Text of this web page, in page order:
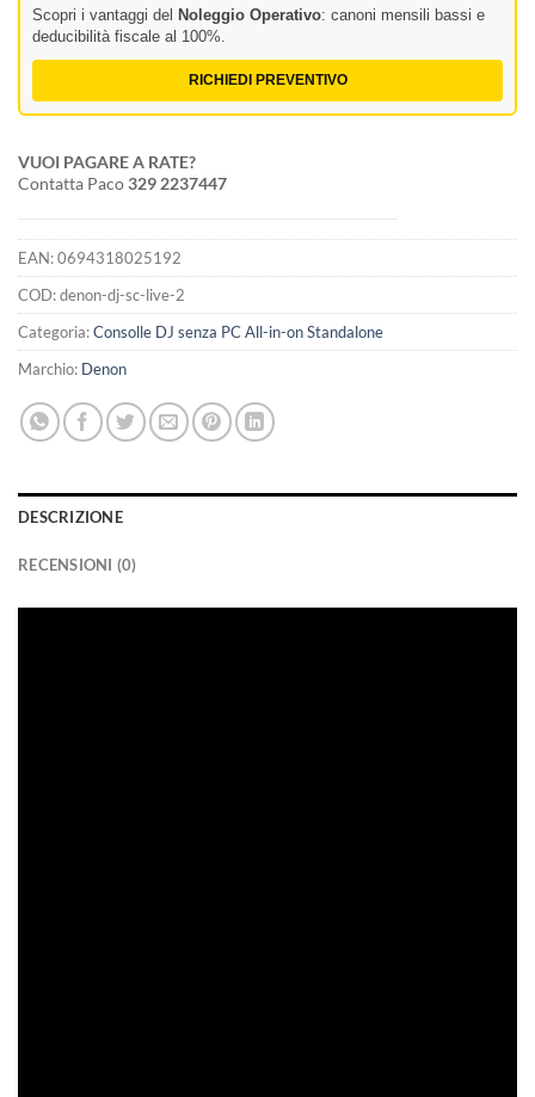
Scopri i vantaggi del Noleggio Operativo: canoni mensili bassi e
deducibilità fiscale al 100%.
RICHIEDI PREVENTIVO
VUOI PAGARE A RATE?
Contatta Paco329 2237447
EAN:0694318025192
COD:denon-dj-sc-live-2
Categoria:Consolle DJ senza PC All-in-on Standalone
Marchio: Denon
DESCRIZIONE
RECENSIONI (0)